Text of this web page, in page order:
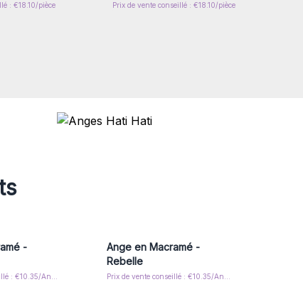
: €18.10/pièce Prix de vente conseillé : €18.10/pièce
-
Ange en Macramé -
Rebelle